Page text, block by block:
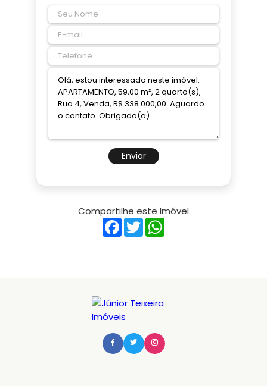
Enviar
Compartilhe este Imóvel
Facebook
Twitter